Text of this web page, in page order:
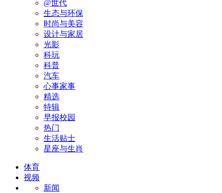
@世代
生态与环保
时尚与美容
设计与家居
光影
科玩
科普
汽车
心事家事
精选
特辑
早报校园
热门
生活贴士
星座与生肖
体育
视频
新闻